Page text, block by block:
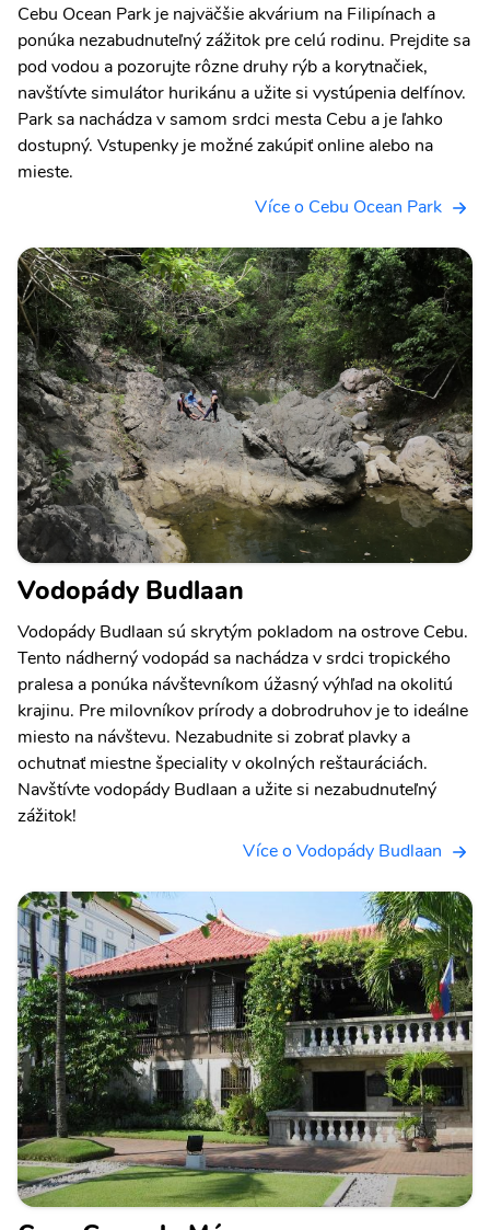
Cebu Ocean Park je najväčšie akvárium na Filipínach a
ponúka nezabudnuteľný zážitok pre celú rodinu. Prejdite sa
pod vodou a pozorujte rôzne druhy rýb a korytnačiek,
navštívte simulátor hurikánu a užite si vystúpenia delfínov.
Park sa nachádza v samom srdci mesta Cebu a je ľahko
dostupný. Vstupenky je možné zakúpiť online alebo na
mieste.
Více o Cebu Ocean Park
Vodopády Budlaan
Vodopády Budlaan sú skrytým pokladom na ostrove Cebu.
Tento nádherný vodopád sa nachádza v srdci tropického
pralesa a ponúka návštevníkom úžasný výhľad na okolitú
krajinu. Pre milovníkov prírody a dobrodruhov je to ideálne
miesto na návštevu. Nezabudnite si zobrať plavky a
ochutnať miestne špeciality v okolných reštauráciách.
Navštívte vodopády Budlaan a užite si nezabudnuteľný
zážitok!
Více o Vodopády Budlaan